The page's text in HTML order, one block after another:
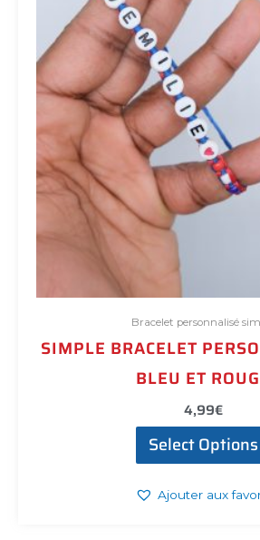
Bracelet personnalisé
SIMPLE BRACELET
BLEU ET
4,99€
Select Options
Ajouter aux